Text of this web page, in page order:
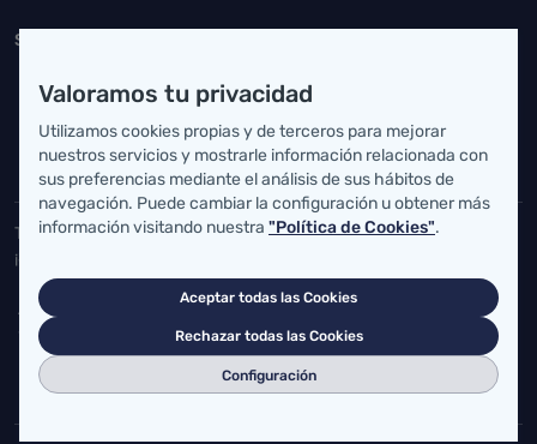
Servicio Cántabro de Salud
buzgen.dg@scsalud.es
942202770 942202772
Toda la actualidad de Salud Cantabria en las redes sociales.
¡Síguenos!
Valoramos tu privacidad
Utilizamos cookies propias y de terceros para mejorar
nuestros servicios y mostrarle información relacionada con
sus preferencias mediante el análisis de sus hábitos de
navegación. Puede cambiar la configuración u obtener más
información visitando nuestra "Política de Cookies".
Aceptar todas las Cookies
Rechazar todas las Cookies
Configuración